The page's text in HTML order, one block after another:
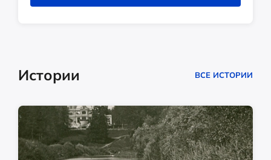
Истории ВСЕ ИСТОРИИ